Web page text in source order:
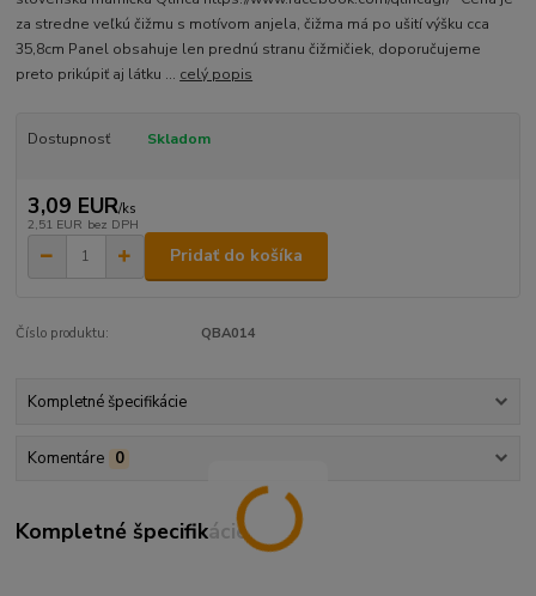
za stredne veľkú čižmu s motívom anjela, čižma má po ušití výšku cca
35,8cm Panel obsahuje len prednú stranu čižmičiek, doporučujeme
preto prikúpiť aj látku ... celý popis
Dostupnosť Skladom
3,09 EUR/ks
2,51 EUR bez DPH
Pridať do košíka
Číslo produktu: QBA014
Kompletné špecifikácie
Komentáre 0
Kompletné špecifikácie